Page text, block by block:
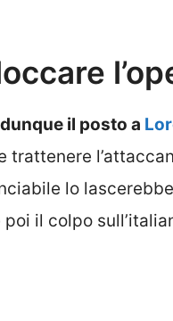
il posto a
trattenere
lo
il colpo